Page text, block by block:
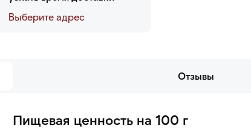
Выберите адреc
Отзывы
Пищевая ценность на 100 г